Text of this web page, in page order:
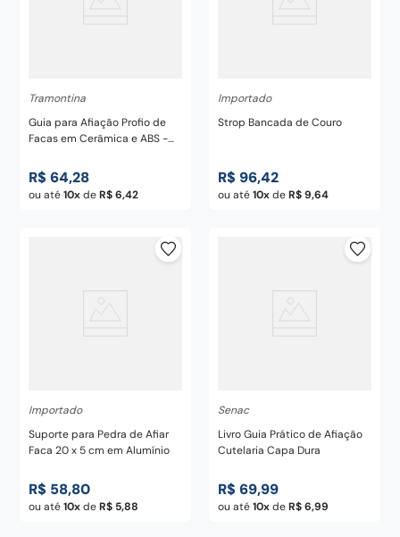
Tramontina
Guia para Afiação Profio de
Facas em Cerâmica e ABS -
R$ 64,28
ou até10 deR$ 6,42
Importado
Strop Bancada de Couro
R$ 96,42
ou até10 deR$ 9,64
Importado
Suporte para Pedra de Afiar
Faca 20 x 5 cm em Alumínio
R$ 58,80
ou até10 deR$ 5,88
Senac
Livro Guia Prático de Afiação
Cutelaria Capa Dura
R$ 69,99
ou até10 deR$ 6,99